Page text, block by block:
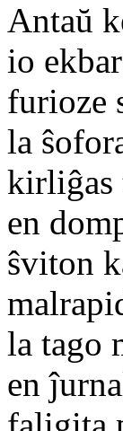
Antaŭ
io
furioze
la
kirliĝas
en
ŝviton
la tago
en